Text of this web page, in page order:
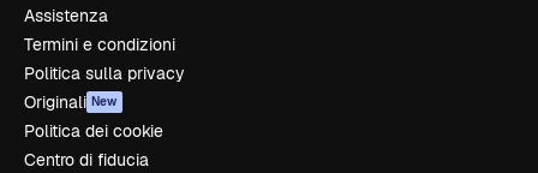
Assistenza
Termini e condizioni
Politica sulla privacy
Originali New
Politica dei cookie
Centro di fiducia